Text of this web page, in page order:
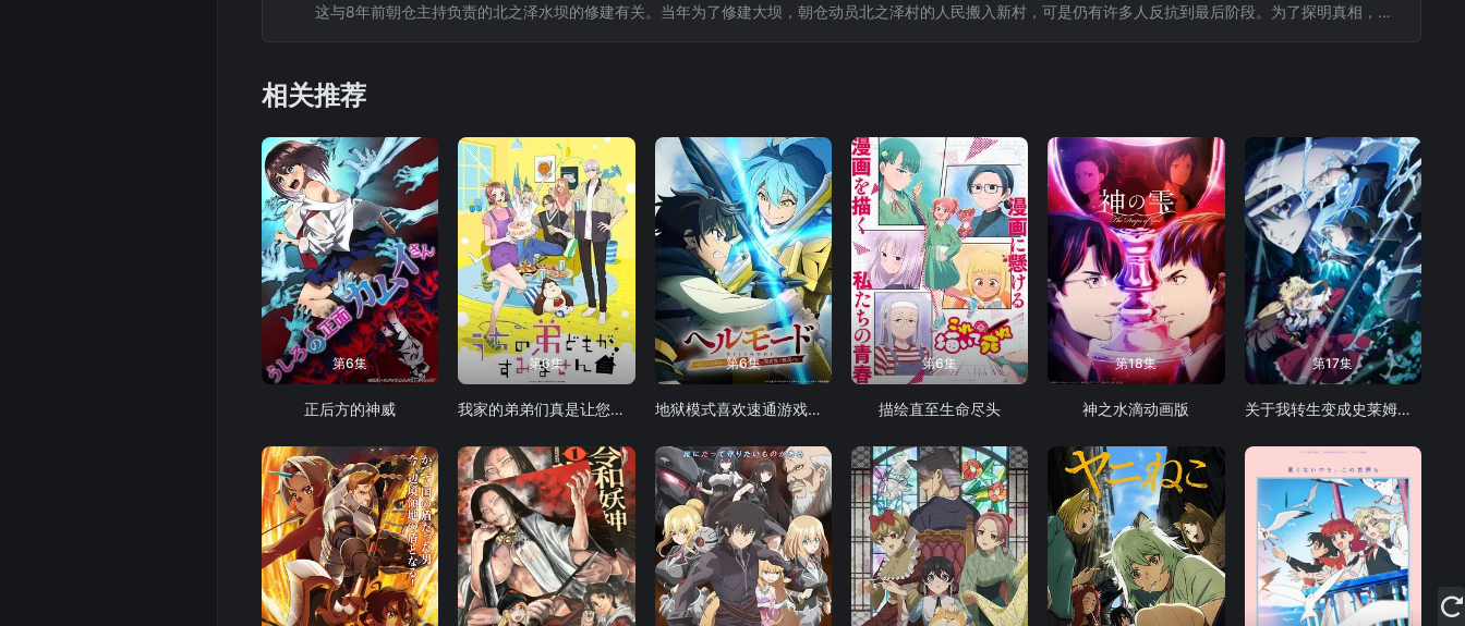
这与8年前朝仓主持负责的北之泽水坝的修建有关。当年为了修建大坝，朝仓动员北之泽村的人民搬入新村，可是仍有许多人反抗到最后阶段。为了探明真相，柯
本片为《名侦探柯南》第15部剧场版。
相关推荐
第6集
正后方的神威
第6集
我家的弟弟们真是让您费心了
第6集
地狱模式喜欢速通游戏的玩家在废设定异世界无双 第二季
第6集
描绘直至生命尽头
第18集
神之水滴动画版
第17集
关于我转生变成史莱姆这档事第四季